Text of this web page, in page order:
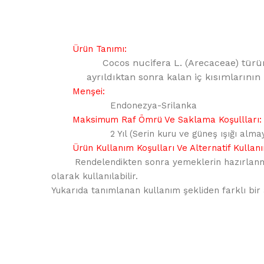
Ürün Tanımı:
Cocos nucifera L. (Arecaceae)
ayrıldıktan sonra kalan iç kısımlarının
Menşei:
Endonezya-Srilanka
Maksimum Raf Ömrü Ve Saklama Koşullları:
2 Yıl (Serin kuru ve güneş ışığı
Ürün Kullanım Koşulları Ve Alternatif
Rendelendikten sonra yemeklerin
olarak kullanılabilir.
Yukarıda tanımlanan kullanım şekliden farklı